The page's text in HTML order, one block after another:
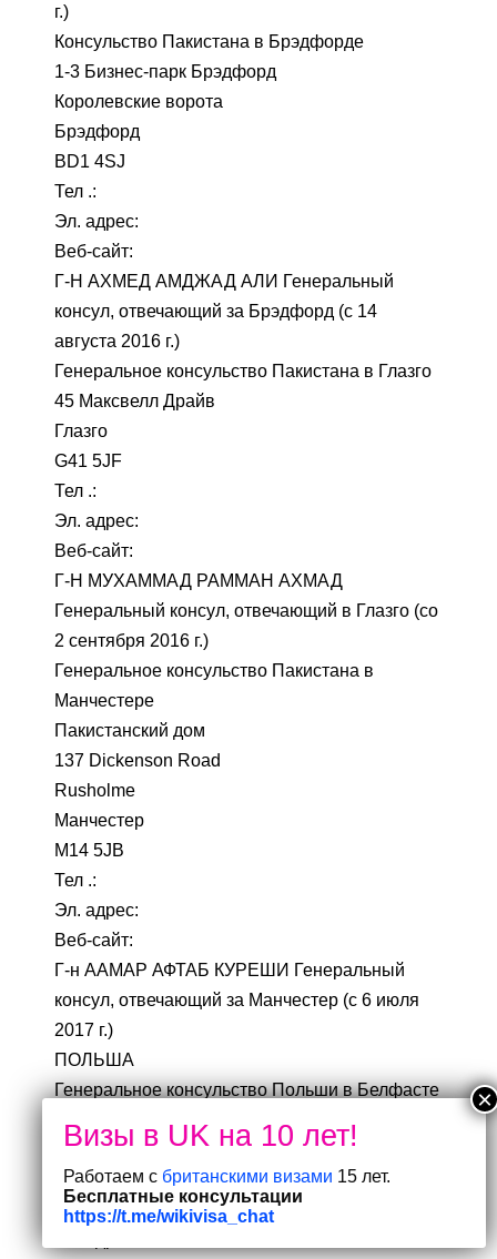
г.)
Консульство Пакистана в Брэдфорде
1-3 Бизнес-парк Брэдфорд
Королевские ворота
Брэдфорд
BD1 4SJ
Тел .:
Эл. адрес:
Веб-сайт:
Г-Н АХМЕД АМДЖАД АЛИ Генеральный
консул, отвечающий за Брэдфорд (с 14
августа 2016 г.)
Генеральное консульство Пакистана в Глазго
45 Максвелл Драйв
Глазго
G41 5JF
Тел .:
Эл. адрес:
Веб-сайт:
Г-Н МУХАММАД РАММАН АХМАД
Генеральный консул, отвечающий в Глазго (со
2 сентября 2016 г.)
Генеральное консульство Пакистана в
Манчестере
Пакистанский дом
137 Dickenson Road
Rusholme
Манчестер
M14 5JB
Тел .:
Эл. адрес:
Веб-сайт:
Г-н ААМАР АФТАБ КУРЕШИ Генеральный
консул, отвечающий за Манчестер (с 6 июля
2017 г.)
ПОЛЬША
Генеральное консульство Польши в Белфасте
Белфаст
ВТ9 6СБ
Тел .:
Работаем с британскими визами 15 лет.
Бесплатные консультации
https://t.me/wikivisa_chat